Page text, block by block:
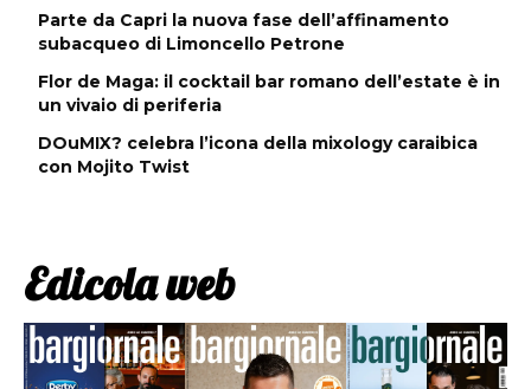
Parte da Capri la nuova fase dell’affinamento
subacqueo di Limoncello Petrone
Flor de Maga: il cocktail bar romano dell’estate è in
un vivaio di periferia
DOuMIX? celebra l’icona della mixology caraibica
con Mojito Twist
Edicola web